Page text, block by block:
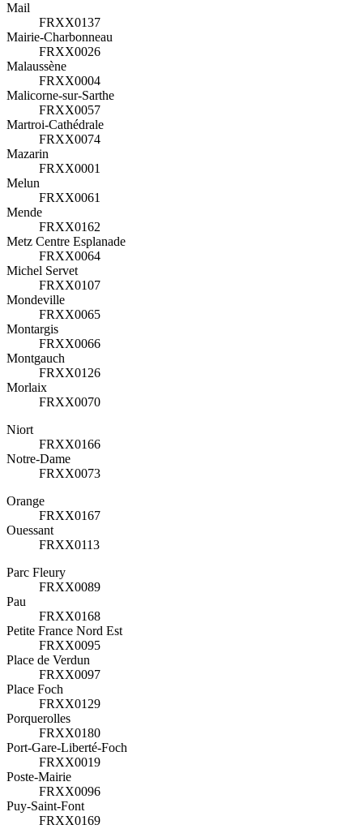
Mail
FRXX0137
Mairie-Charbonneau
FRXX0026
Malaussène
FRXX0004
Malicorne-sur-Sarthe
FRXX0057
Martroi-Cathédrale
FRXX0074
Mazarin
FRXX0001
Melun
FRXX0061
Mende
FRXX0162
Metz Centre Esplanade
FRXX0064
Michel Servet
FRXX0107
Mondeville
FRXX0065
Montargis
FRXX0066
Montgauch
FRXX0126
Morlaix
FRXX0070
Niort
FRXX0166
Notre-Dame
FRXX0073
Orange
FRXX0167
Ouessant
FRXX0113
Parc Fleury
FRXX0089
Pau
FRXX0168
Petite France Nord Est
FRXX0095
Place de Verdun
FRXX0097
Place Foch
FRXX0129
Porquerolles
FRXX0180
Port-Gare-Liberté-Foch
FRXX0019
Poste-Mairie
FRXX0096
Puy-Saint-Font
FRXX0169